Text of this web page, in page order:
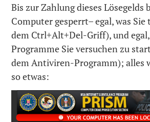
Bis zur Zahlung dieses Lösegelds
Computer gesperrt– egal, was
dem Ctrl+Alt+Del-Griff), und
Programme Sie versuchen zu
dem Antiviren-Programm); alles
so etwas: